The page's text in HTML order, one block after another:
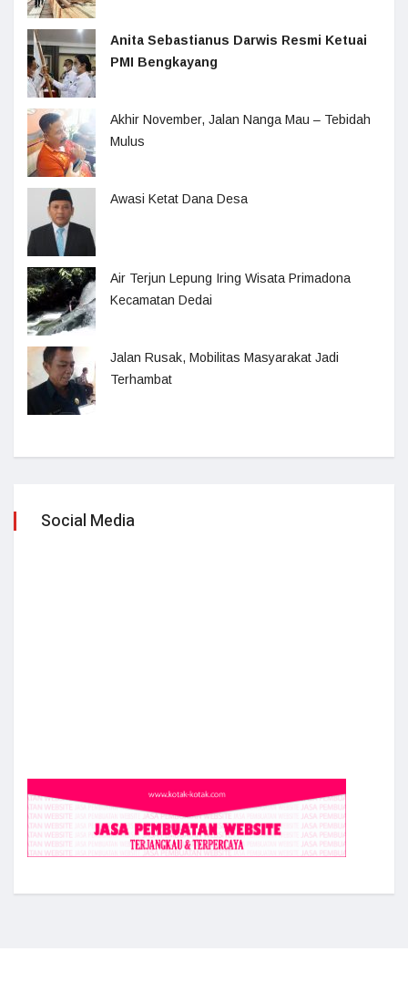
Anita Sebastianus Darwis Resmi Ketuai
PMI Bengkayang
Akhir November, Jalan Nanga Mau – Tebidah
Mulus
Awasi Ketat Dana Desa
Air Terjun Lepung Iring Wisata Primadona
Kecamatan Dedai
Jalan Rusak, Mobilitas Masyarakat Jadi
Terhambat
Social Media